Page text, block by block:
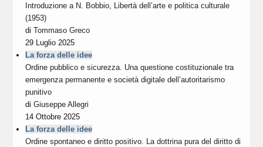
Introduzione a N. Bobbio, Libertà dell’arte e politica culturale
(1953)
diTommaso Greco
29 Luglio 2025
La forza delle idee
Ordine pubblico e sicurezza. Una questione costituzionale tra
emergenza permanente e società digitale dell’autoritarismo
punitivo
diGiuseppe Allegri
14 Ottobre 2025
La forza delle idee
Ordine spontaneo e diritto positivo. La dottrina pura del diritto di